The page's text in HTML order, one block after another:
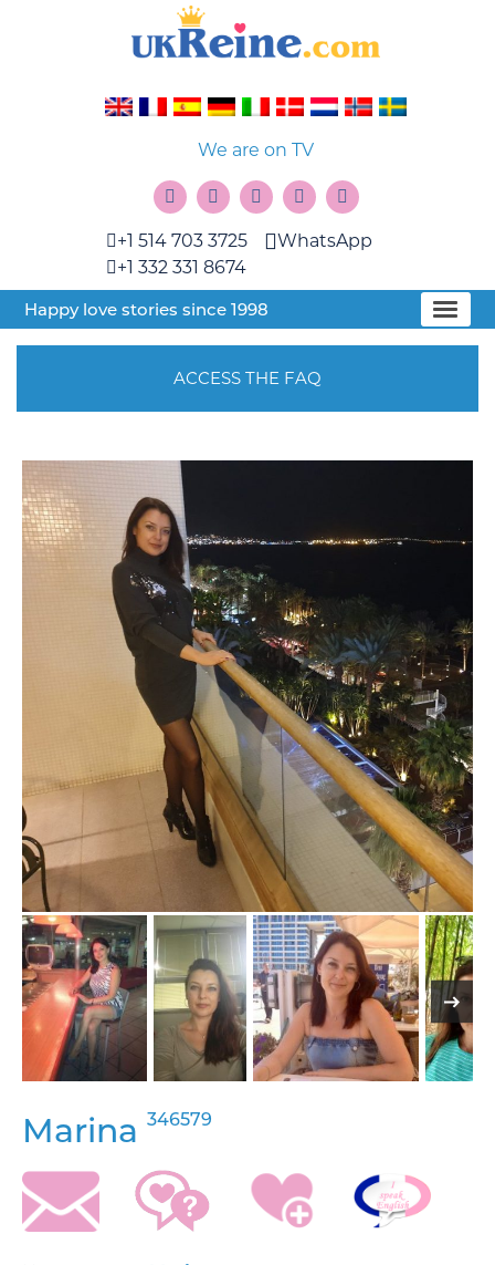
We are on TV
+1 514 703 3725
+1 332 331 8674
WhatsApp
Happy love stories since 1998
ACCESS THE FAQ
Marina 346579